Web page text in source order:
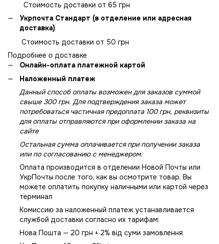
Стоимость доставки от 65 грн
Укрпочта Стандарт (в отделение или адресная
доставка)
Стоимость доставки от 50 грн
Подробнее о доставке
Онлайн-оплата платежной картой
Наложенный платеж
Данный способ оплаты возможен для заказов суммой
свыше 300 грн. Для подтверждения заказа может
потребоваться частичная предоплата 100 грн, реквизиты
для оплаты отправляются при оформлении заказа на
сайте
Остальная сумма оплачивается при получении заказа
или по согласованию с менеджером.
Оплата производится в отделении Новой Почты или
УкрПочты после того, как вы осмотрите товар. Вы
можете оплатить покупку наличными или картой через
терминал
Комиссию за наложенный платеж устанавливается
службой доставки согласно их тарифам:
Нова Пошта — 20 грн + 2% від суми замовлення